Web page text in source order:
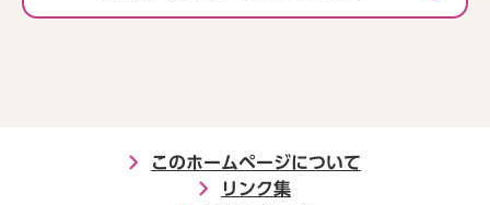
このホームページについて
リンク集